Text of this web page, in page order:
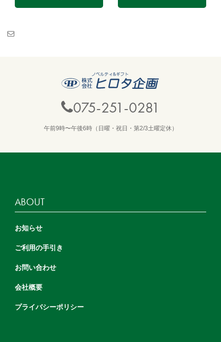
075-251-0281
午前9時〜午後6時（日曜・祝日・第2/3土曜定休）
ABOUT
お知らせ
ご利用の手引き
お問い合わせ
会社概要
プライバシーポリシー